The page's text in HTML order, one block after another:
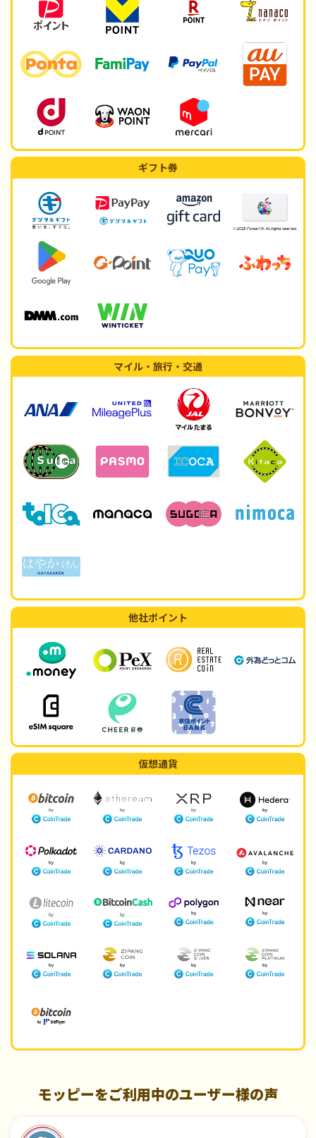
ギフト券
マイル・旅行・交通
他社ポイント
仮想通貨
モッピーをご利用中のユーザー様の声